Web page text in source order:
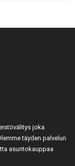
joka
täyden palvelun
asuntokauppaa